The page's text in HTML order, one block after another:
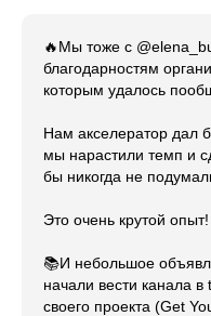
🔥Мы тоже с
благодарностям
которым удалось
Нам акселератор дал
мы нарастили темп и
бы никогда не
Это очень крутой опыт!
📚И небольшое
начали вести канала в
своего проекта (Get